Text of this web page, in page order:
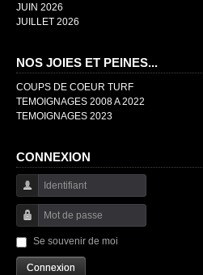
JUIN 2026
JUILLET 2026
NOS JOIES ET PEINES...
COUPS DE COEUR TURF
TEMOIGNAGES 2008 A 2022
TEMOIGNAGES 2023
CONNEXION
Identifiant
Mot de passe
Se souvenir de moi
Connexion